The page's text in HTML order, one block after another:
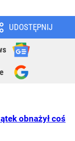
UDOSTĘPNIJ
obnażył coś